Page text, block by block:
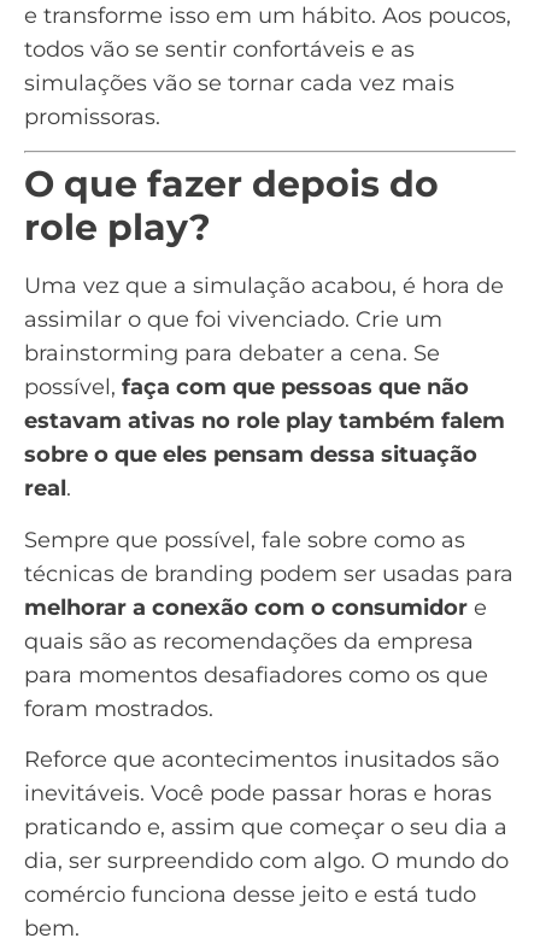
e transforme isso em um hábito. Aos poucos,
todos vão se sentir confortáveis e as
simulações vão se tornar cada vez mais
promissoras.
O que fazer depois do
role play?
Uma vez que a simulação acabou, é hora de
assimilar o que foi vivenciado. Crie um
brainstorming para debater a cena. Se
possível, faça com que pessoas que não
estavam ativas no role play também falem
sobre o que eles pensam dessa situação
real.
Sempre que possível, fale sobre como as
técnicas de branding podem ser usadas para
melhorar a conexão com o consumidor e
quais são as recomendações da empresa
para momentos desafiadores como os que
foram mostrados.
Reforce que acontecimentos inusitados são
inevitáveis. Você pode passar horas e horas
praticando e, assim que começar o seu dia a
dia, ser surpreendido com algo. O mundo do
comércio funciona desse jeito e está tudo
bem.